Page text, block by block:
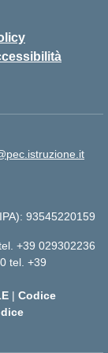
93545220159
+39 029302236
tel. +39
| Codice